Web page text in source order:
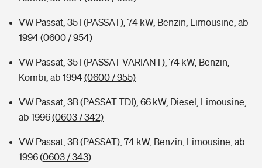
VW Passat, 35 I (PASSAT), 74 kW, Benzin, Limousine, ab
1994(0600 / 954)
VW Passat, 35 I (PASSAT VARIANT), 74 kW, Benzin,
Kombi, ab 1994(0600 / 955)
VW Passat, 3B (PASSAT TDI), 66 kW, Diesel, Limousine,
ab 1996(0603 / 342)
VW Passat, 3B (PASSAT), 74 kW, Benzin, Limousine, ab
1996(0603 / 343)